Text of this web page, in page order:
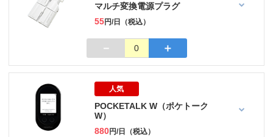
マルチ変換電源プラグ
55円/日（税込）
－ 0 ＋
人気
POCKETALK W（ポケトーク
W）
880円/日（税込）